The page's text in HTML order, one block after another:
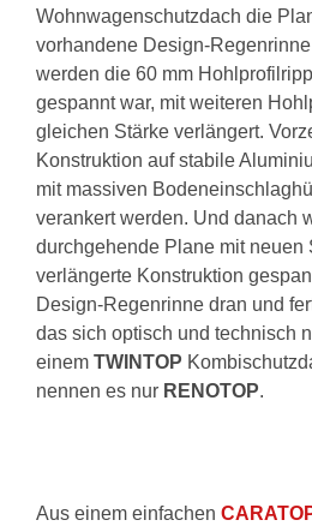
Wohnwagenschutzdach die
vorhandene Design-
werden die 60 mm
gespannt war, mit weiteren
gleichen Stärke verlängert.
Konstruktion auf stabile
mit massiven
verankert werden. Und danach
durchgehende Plane mit neuen
verlängerte Konstruktion
Design-Regenrinne dran und
das sich optisch und technisch
einem TWINTOP
nennen es nur RENOTOP.
Aus einem einfachen